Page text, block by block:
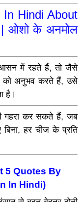
Hindi About
ओशो के अनमोल
में रहते हैं, तो जैसे
अनुभव करते हैं, उसे
है।
गहरा कर सकते हैं, जब
हर चीज के प्रति
5 Quotes By
In Hindi)